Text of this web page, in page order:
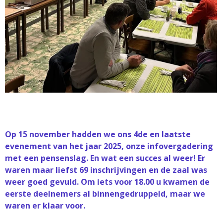
Op 15 november hadden we ons 4de en laatste
evenement van het jaar 2025, onze infovergadering
met een pensenslag. En wat een succes al weer! Er
waren maar liefst 69 inschrijvingen en de zaal was
weer goed gevuld. Om iets voor 18.00 u kwamen de
eerste deelnemers al binnengedruppeld, maar we
waren er klaar voor.